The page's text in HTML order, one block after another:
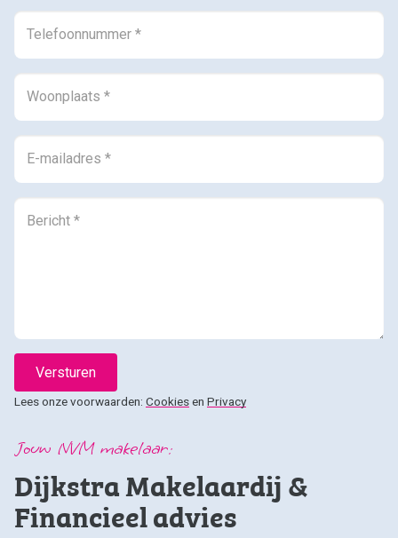
Versturen
Lees onze voorwaarden: Cookiesen Privacy
Jouw NVM makelaar:
Dijkstra Makelaardij &
Financieel advies